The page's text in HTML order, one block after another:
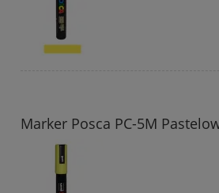
Marker Posca PC-5M